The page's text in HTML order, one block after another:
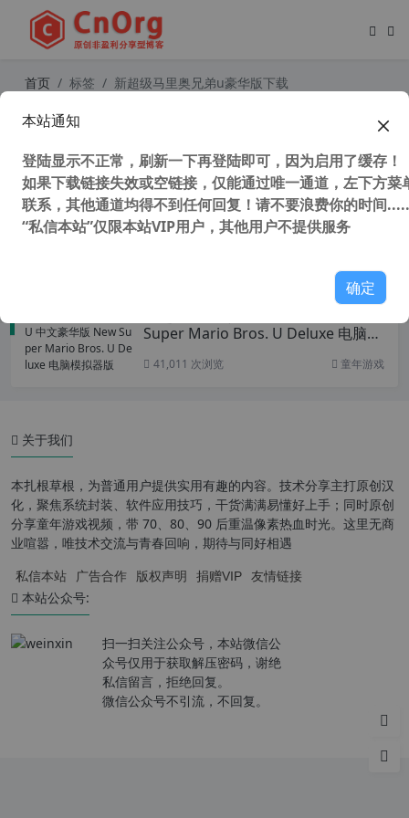
首页 标签 新超级马里奥兄弟u豪华版下载
童年游戏 新超级马里奥兄弟U 中文豪
关视频
Super Mario Bros. U Deluxe 电脑模
41,011 次浏览 童年游戏
关于我们
本扎根草根，为普通用户提供实用有趣的内容。技术分享主打原创汉
化，聚焦系统封装、软件应用技巧，干货满满易懂好上手；同时原创
分享童年游戏视频，带 70、80、90 后重温像素热血时光。这里无商
业喧嚣，唯技术交流与青春回响，期待与同好相遇
私信本站 广告合作 版权声明 捐赠VIP 友情链接
本站公众号:
扫一扫关注公众号，本站微信公
众号仅用于获取解压密码，谢绝
私信留言，拒绝回复。
微信公众号不引流，不回复。
本站通知
登陆显示不正常，刷新一下再登陆即可，因为启用了缓存！
如果下载链接失效或空链接，仅能通过唯一通道，左下方菜
联系，其他通道均得不到任何回复！请不要浪费你的时间
“私信本站”仅限本站VIP用户，其他用户不提供服务
确定